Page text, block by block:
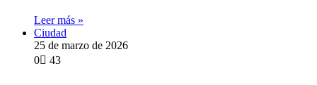
Leer más »
Ciudad
25 de marzo de 2026
0
43